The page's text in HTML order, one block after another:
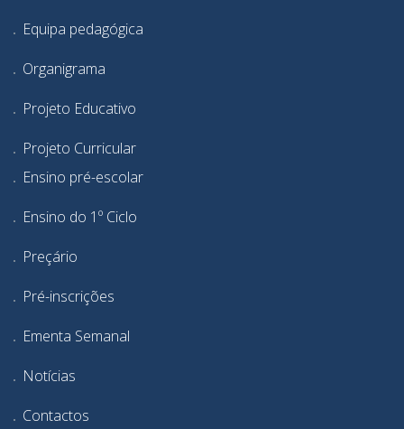
Equipa pedagógica
Organigrama
Projeto Educativo
Projeto Curricular
Ensino pré-escolar
Ensino do 1º Ciclo
Preçário
Pré-inscrições
Ementa Semanal
Notícias
Contactos